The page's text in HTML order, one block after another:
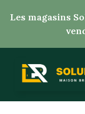
Les magasins